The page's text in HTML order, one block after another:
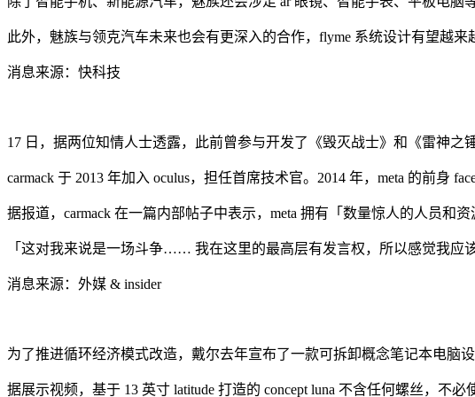
此外，魅族与领克汽车未来也会有更深入的合作，flyme 系统设计有望越来
消息来源：快科技
17 日，据两位知情人士透露，此前曾参与开发了《毁灭战士》和《雷神之
carmack 于 2013 年加入 oculus，担任首席技术官。2014 年，meta 的前身
据报道，carmack 在一篇内部帖子中表示，meta 拥有「数量惊人的人员和
「这对我来说是一场斗争…… 我在这里的最高层有发言权，所以感觉我应
消息来源：外媒 & insider
为了推进循环经济模式改造，戴尔去年宣布了一款可拆卸概念笔记本电脑
据展示视频，基于 13 英寸 latitude 打造的 concept luna 不含任何螺丝，不必